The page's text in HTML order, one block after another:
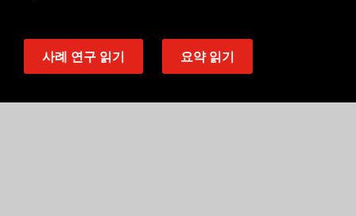
사례 연구 읽기 요약 읽기